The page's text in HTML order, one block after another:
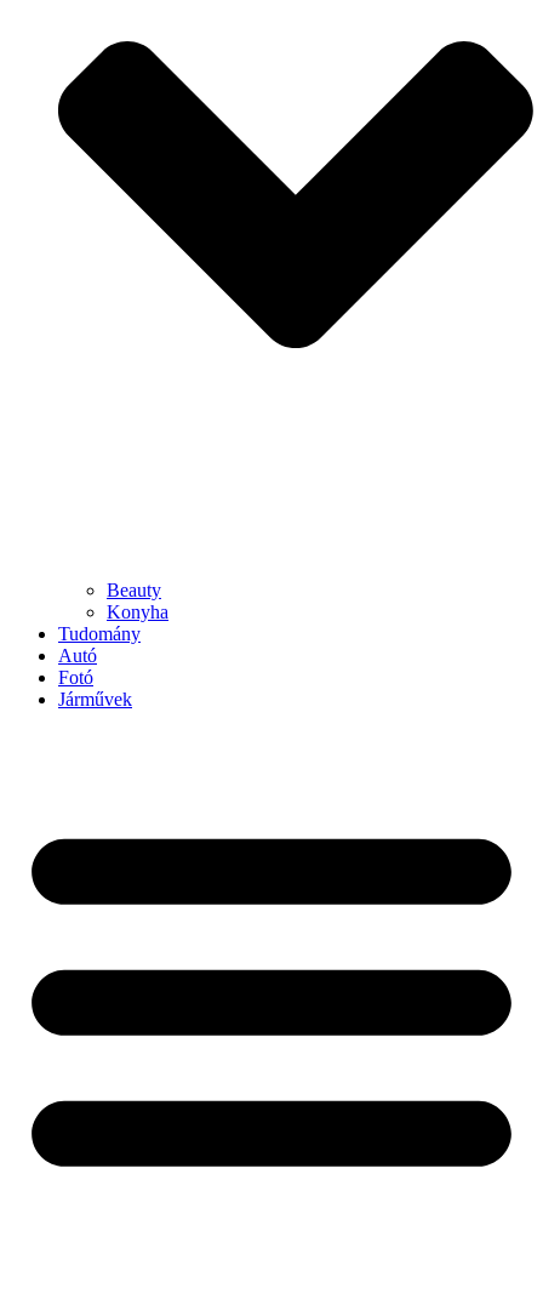
Beauty
Konyha
Tudomány
Autó
Fotó
Járművek